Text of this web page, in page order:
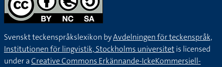
Svenskt teckenspråkslexikon byAvdelningen för teckenspråk,
Institutionen för lingvistik, Stockholms universitetis licensed
under aCreative Commons Erkännande-IckeKommersiell-